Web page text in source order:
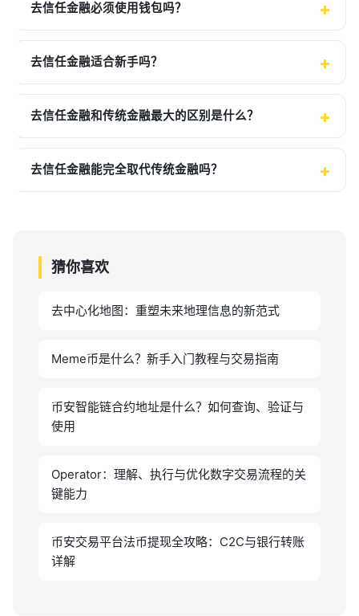
去信任金融必须使用钱包吗？
去信任金融适合新手吗？
去信任金融和传统金融最大的区别是什么？
去信任金融能完全取代传统金融吗？
猜你喜欢
去中心化地图：重塑未来地理信息的新范式
Meme币是什么？新手入门教程与交易指南
币安智能链合约地址是什么？如何查询、验证与
使用
Operator：理解、执行与优化数字交易流程的关
键能力
币安交易平台法币提现全攻略：C2C与银行转账
详解